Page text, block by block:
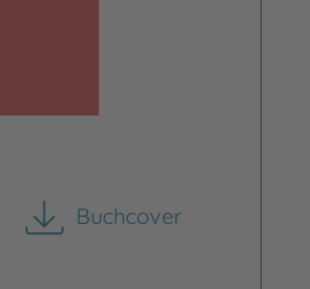
Buchcover
herunterladen